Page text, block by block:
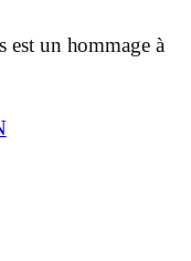
est un hommage à